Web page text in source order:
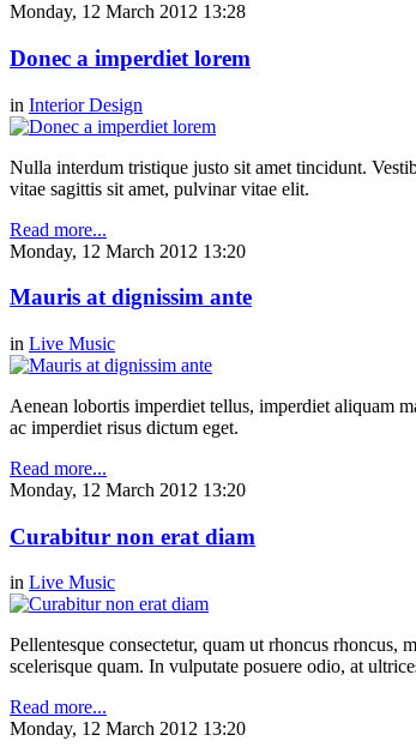
Monday, 12 March 2012 13:28
Donec a imperdiet lorem
in Interior Design
Nulla interdum tristique justo sit amet tincidunt.
vitae sagittis sit amet, pulvinar vitae elit.
Read more...
Monday, 12 March 2012 13:20
Mauris at dignissim ante
in Live Music
Aenean lobortis imperdiet tellus, imperdiet aliquam
ac imperdiet risus dictum eget.
Read more...
Monday, 12 March 2012 13:20
Curabitur non erat diam
in Live Music
Pellentesque consectetur, quam ut rhoncus rhoncus,
scelerisque quam. In vulputate posuere odio, at
Read more...
Monday, 12 March 2012 13:20